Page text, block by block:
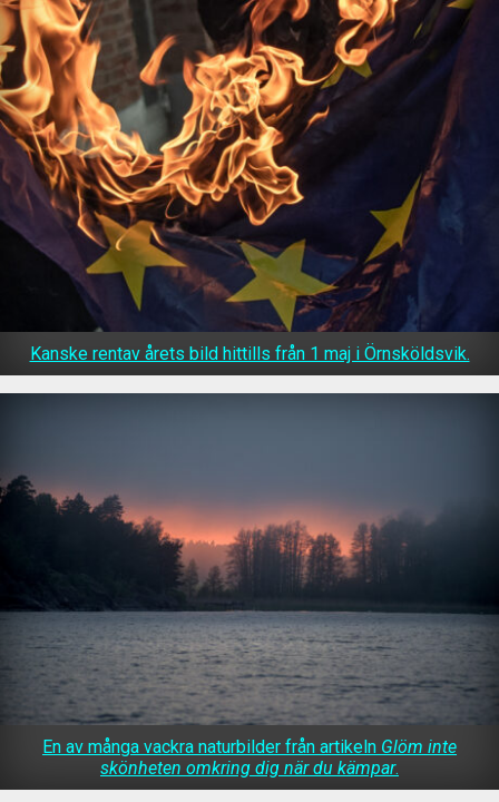
Kanske rentav årets bild hittills från 1 maj i Örnsköldsvik.
En av många vackra naturbilder från artikeln Glöm inte
skönheten omkring dig när du kämpar.